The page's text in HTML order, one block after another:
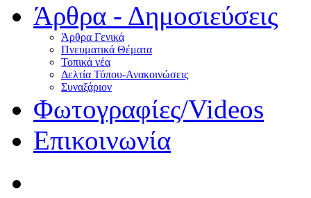
Άρθρα - Δημοσιεύσεις
Άρθρα Γενικά
Πνευματικά Θέματα
Τοπικά νέα
Δελτία Τύπου-Ανακοινώσεις
Συναξάριον
Φωτογραφίες/Videos
Επικοινωνία